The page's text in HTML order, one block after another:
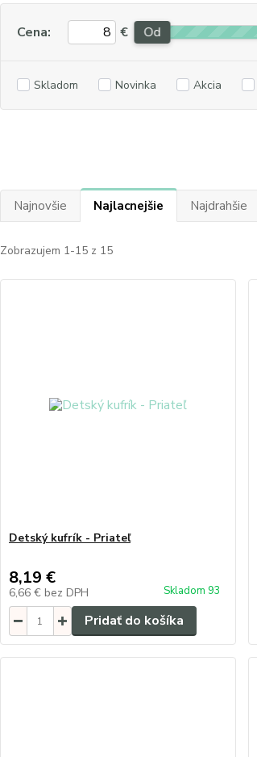
Cena: € Od
Skladom Novinka Akcia
Najnovšie Najlacnejšie Najdrahšie
Zobrazujem 1-15 z 15
Detský kufrík - Priateľ
8,19 €
6,66 € bez DPH Skladom 93
Pridať do košíka